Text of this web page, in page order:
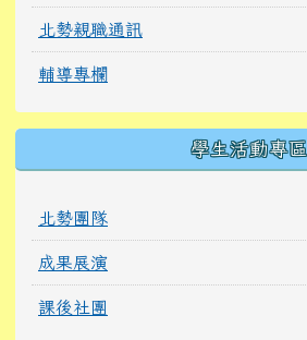
北勢親職通訊
輔導專欄
學生活動專區
北勢團隊
成果展演
課後社團